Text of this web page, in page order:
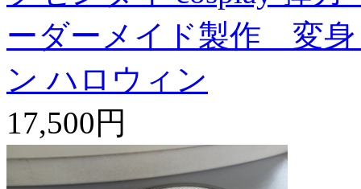
ーダーメイド製作 変
ン ハロウィン
17,500円